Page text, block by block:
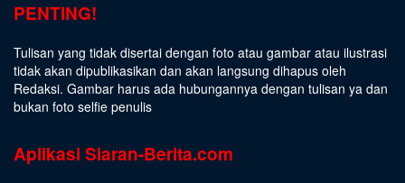
PENTING!
Tulisan yang tidak disertai dengan foto atau gambar atau ilustrasi
tidak akan dipublikasikan dan akan langsung dihapus oleh
Redaksi. Gambar harus ada hubungannya dengan tulisan ya dan
bukan foto selfie penulis
Aplikasi Siaran-Berita.com